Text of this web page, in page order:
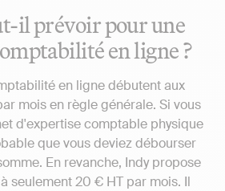
il prévoir pour une
en ligne ?
en ligne débutent aux
mois en règle générale. Si vous
d'expertise comptable physique
que vous deviez débourser
En revanche, Indy propose
seulement 20 € HT par mois. Il